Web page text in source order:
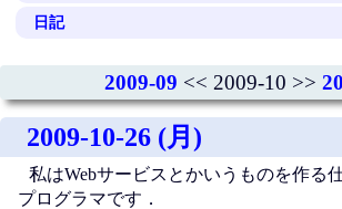
日記
2009-09 << 2009-10 >>
2009-10-26 (月)
私はWebサービスとかいうものを作る
プログラマです．